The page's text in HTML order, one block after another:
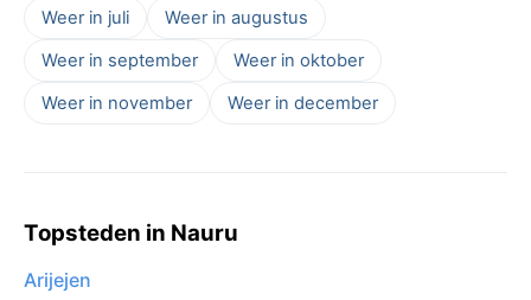
Weer in juli
Weer in augustus
Weer in september
Weer in oktober
Weer in november
Weer in december
Topsteden in Nauru
Arijejen